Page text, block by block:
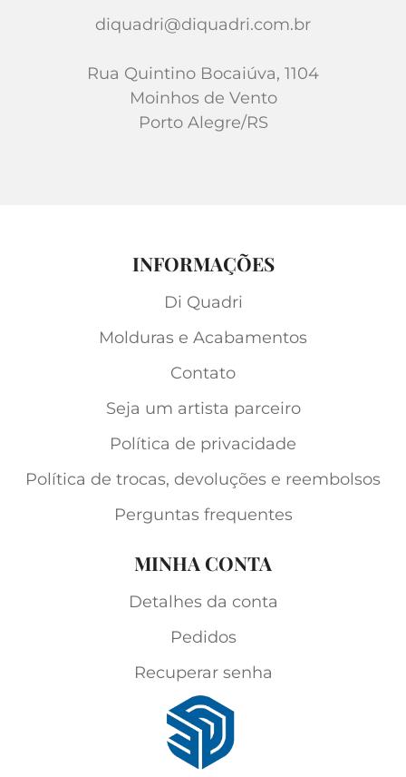
diquadri@diquadri.com.br
Rua Quintino Bocaiúva, 1104
Moinhos de Vento
Porto Alegre/RS
INFORMAÇÕES
Di Quadri
Molduras e Acabamentos
Contato
Seja um artista parceiro
Política de privacidade
Política de trocas, devoluções e reembolsos
Perguntas frequentes
MINHA CONTA
Detalhes da conta
Pedidos
Recuperar senha